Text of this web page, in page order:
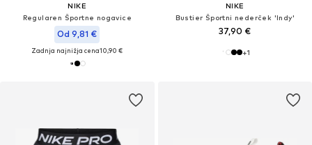
NIKE
Regularen Športne nogavice
Od 9,81 €
Zadnja najnižja cena10,90 €
NIKE
Bustier Športni nederček 'Indy'
37,90 €
+1